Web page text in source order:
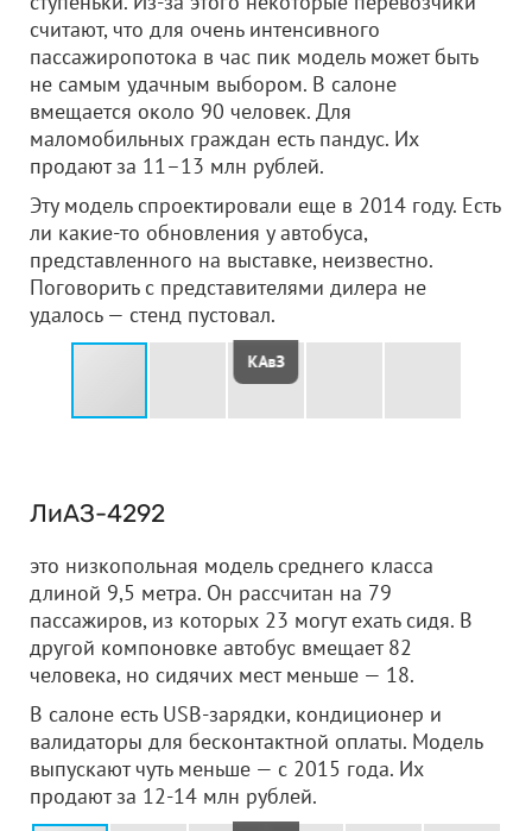
считают, что для очень интенсивного
пассажиропотока в час пик модель может быть
не самым удачным выбором. В салоне
вмещается около 90 человек. Для
маломобильных граждан есть пандус. Их
продают за 11–13 млн рублей.
Эту модель спроектировали еще в 2014 году. Есть
ли какие-то обновления у автобуса,
представленного на выставке, неизвестно.
Поговорить с представителями дилера не
удалось — стенд пустовал.
КАвЗ
ЛиАЗ-4292
это низкопольная модель среднего класса
длиной 9,5 метра. Он рассчитан на 79
пассажиров, из которых 23 могут ехать сидя. В
другой компоновке автобус вмещает 82
человека, но сидячих мест меньше — 18.
В салоне есть USB-зарядки, кондиционер и
валидаторы для бесконтактной оплаты. Модель
выпускают чуть меньше — с 2015 года. Их
продают за 12-14 млн рублей.